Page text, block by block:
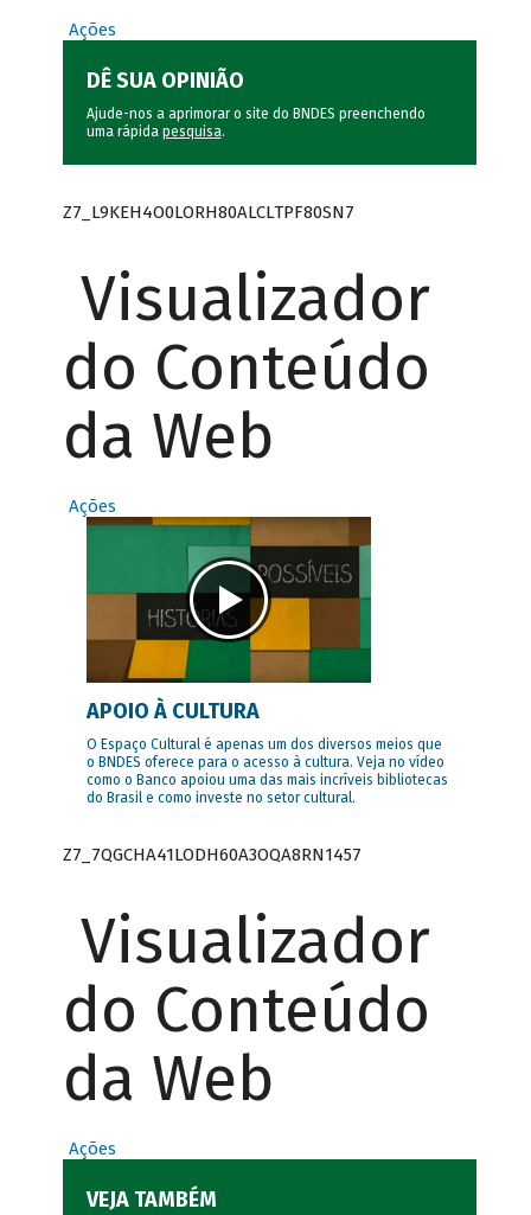
Ações
DÊ SUA OPINIÃO
Ajude-nos a aprimorar o site do BNDES preenchendo
uma rápida pesquisa.
Z7_L9KEH4O0LORH80ALCLTPF80SN7
Visualizador
do Conteúdo
da Web
Ações
APOIO À CULTURA
O Espaço Cultural é apenas um dos diversos meios que
o BNDES oferece para o acesso à cultura. Veja no vídeo
como o Banco apoiou uma das mais incríveis bibliotecas
do Brasil e como investe no setor cultural.
Z7_7QGCHA41LODH60A3OQA8RN1457
Visualizador
do Conteúdo
da Web
Ações
VEJA TAMBÉM